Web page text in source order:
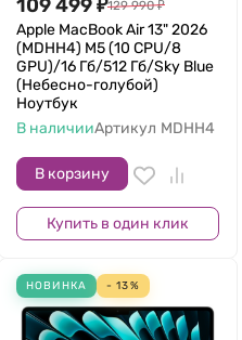
109 499₽129 990 ₽
Apple MacBook Air 13" 2026
(MDHH4) M5 (10 CPU/8
GPU)/16 Гб/512 Гб/Sky Blue
(Небесно-голубой)
Ноутбук
В наличииАртикул MDHH4
В корзину
Купить в один клик
НОВИНКА - 13%